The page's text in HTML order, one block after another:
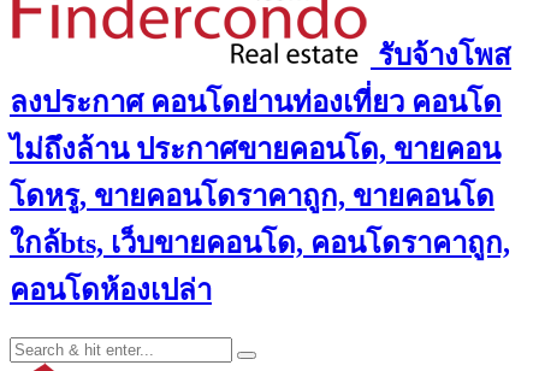
รับจ้างโพส
ลงประกาศ คอนโดย่านท่องเที่ยว คอนโด
ไม่ถึงล้าน ประกาศขายคอนโด, ขายคอน
โดหรู, ขายคอนโดราคาถูก, ขายคอนโด
ใกล้bts, เว็บขายคอนโด, คอนโดราคาถูก,
คอนโดห้องเปล่า